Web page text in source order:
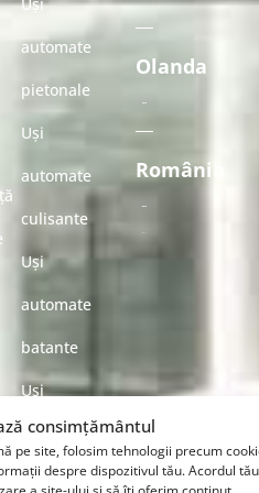
consimțământul
pe site, folosim tehnologii precum
despre dispozitivul tău. Acordul
automate
pietonale
Uși
automate
culisante
Uși
automate
batante
Uși
automate
cu sistem
Olanda
România